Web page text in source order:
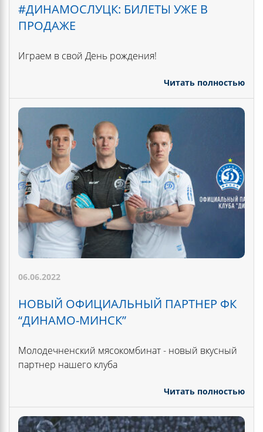
#ДИНАМОСЛУЦК: БИЛЕТЫ УЖЕ В
ПРОДАЖЕ
Играем в свой День рождения!
Читать полностью
06.06.2022
НОВЫЙ ОФИЦИАЛЬНЫЙ ПАРТНЕР ФК
“ДИНАМО-МИНСК”
Молодечненский мясокомбинат - новый вкусный
партнер нашего клуба
Читать полностью